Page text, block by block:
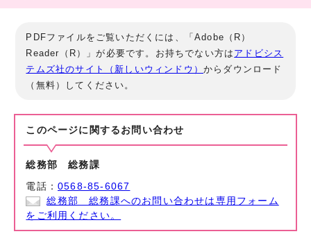
PDFファイルをご覧いただくには、「Adobe（R）
Reader（R）」が必要です。お持ちでない方は アドビシス
テムズ社のサイト（新しいウィンドウ）からダウンロード
（無料）してください。
このページに関する お問い合わせ
総務部 総務課
電話：0568-85-6067
総務部 総務課へのお問い合わせは専用フォーム
をご利用ください。